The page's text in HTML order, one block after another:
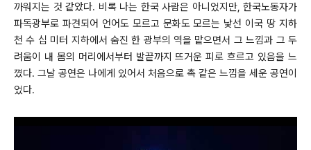
까워지는 것 같았다. 비록 나는 한국 사람은 아니었지만, 한국노동자가
파독광부로 파견되어 언어도 모르고 문화도 모르는 낯선 이국 땅 지하
천 수 십 미터 지하에서 숨진 한 광부의 역을 맡으면서 그 느낌과 그 두
려움이 내 몸의 머리에서부터 발끝까지 뜨거운 피로 흐르고 있음을 느
꼈다. 그날 공연은 나에게 있어서 처음으로 촉 같은 느낌을 세운 공연이
었다.